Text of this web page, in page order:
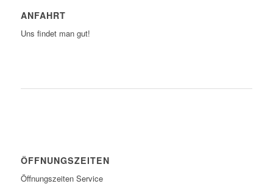
ANFAHRT
Uns findet man gut!
ÖFFNUNGSZEITEN
Öffnungszeiten Service